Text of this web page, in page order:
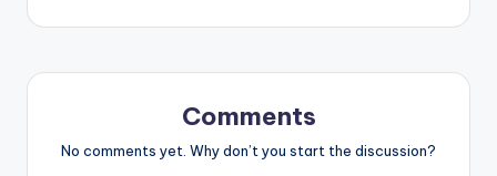
Comments
No comments yet. Why don’t you start the discussion?